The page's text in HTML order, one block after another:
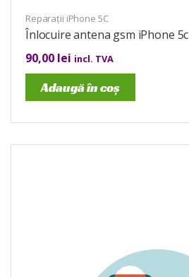
Reparații iPhone 5C
Înlocuire antena gsm iPhone 5c
90,00 lei incl. TVA
Adaugă în coș